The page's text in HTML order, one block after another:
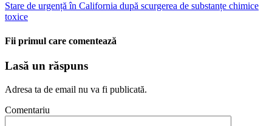
Stare de urgență în California după scurgerea de substanțe chimice
toxice
Fii primul care comentează
Lasă un răspuns
Adresa ta de email nu va fi publicată.
Comentariu